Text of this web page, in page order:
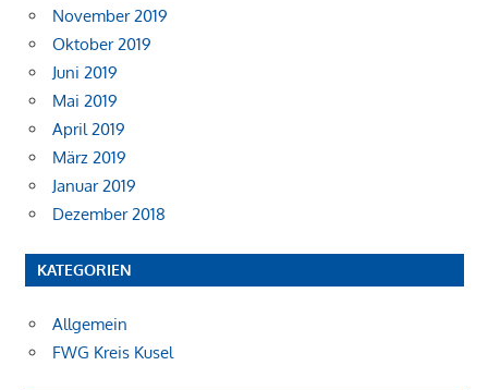
November 2019
Oktober 2019
Juni 2019
Mai 2019
April 2019
März 2019
Januar 2019
Dezember 2018
KATEGORIEN
Allgemein
FWG Kreis Kusel